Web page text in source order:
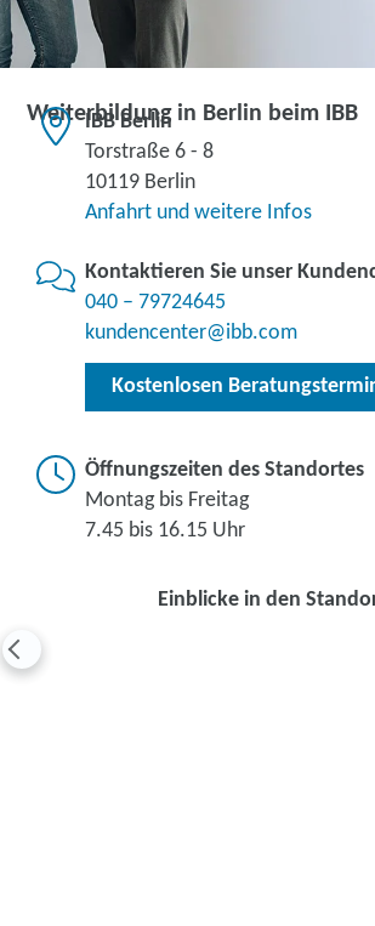
Weiterbildung in Berlin beim IBB
IBB Berlin
Torstraße 6 - 8
10119 Berlin
Anfahrt und weitere Infos
Kontaktieren Sie unser
040 – 79724645
kundencenter@ibb.com
Kostenlosen
Öffnungszeiten des Standortes
Montag bis Freitag
7.45 bis 16.15 Uhr
Einblicke in den